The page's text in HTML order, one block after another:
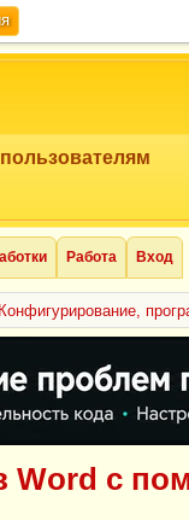
Работа Вход
Конфигурирование,
Word с